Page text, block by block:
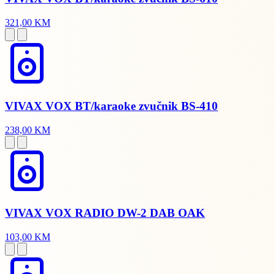
321,00 KM
VIVAX VOX BT/karaoke zvučnik BS-410
238,00 KM
VIVAX VOX RADIO DW-2 DAB OAK
103,00 KM